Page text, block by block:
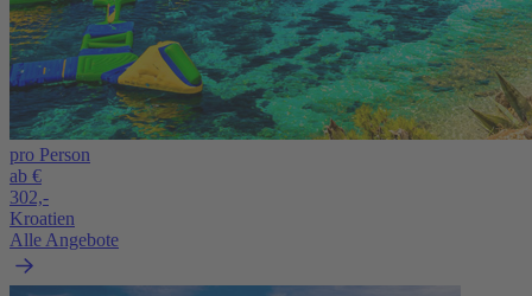
pro Person
ab €
302,-
Kroatien
Alle Angebote